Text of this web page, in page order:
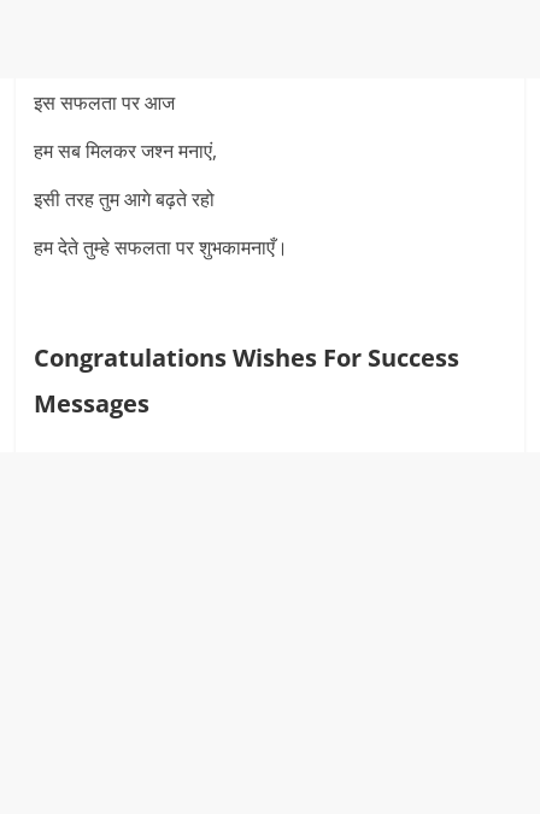
इस सफलता पर आज
हम सब मिलकर जश्न मनाएं,
इसी तरह तुम आगे बढ़ते रहो
हम देते तुम्हे सफलता पर शुभकामनाएँ।
Congratulations Wishes For Success
Messages